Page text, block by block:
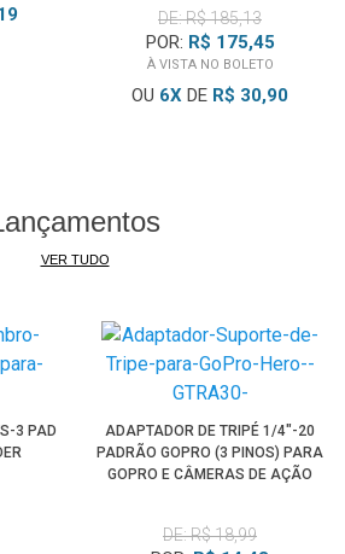
cabeçaPTZ
orifícios não torna este
monitores, projetores,
PTZ de grande porte, equipamentos
produtos sem pontos adequados
depende da resistência da
DE: R$ 185,13
POR: R$ 175,45
À VISTA NO BOLETO
OU 6X DE R$ 30,90
VER TUDO
3 PAD
ADAPTADOR DE TRIPÉ 1/4"-20
PADRÃO GOPRO (3 PINOS) PARA
GOPRO E CÂMERAS DE AÇÃO
DE: R$ 18,99